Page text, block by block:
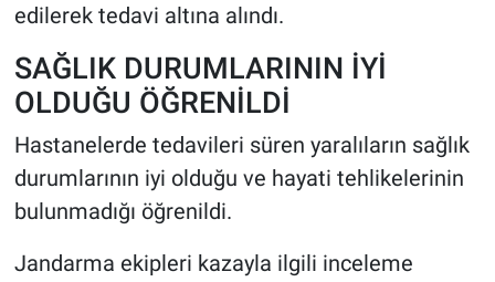
edilerek tedavi altına alındı.
SAĞLIK DURUMLARININ İYİ
OLDUĞU ÖĞRENİLDİ
Hastanelerde tedavileri süren yaralıların sağlık
durumlarının iyi olduğu ve hayati tehlikelerinin
bulunmadığı öğrenildi.
Jandarma ekipleri kazayla ilgili inceleme